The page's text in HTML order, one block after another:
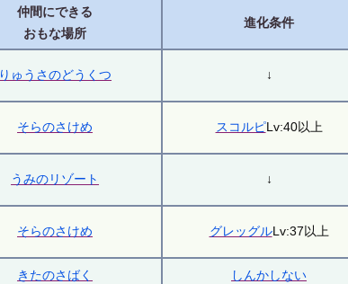
仲間にできる
おもな場所
進化条件
りゅうさのどうくつ ↓
そらのさけめ スコルピLv:40以上
うみのリゾート ↓
そらのさけめ グレッグルLv:37以上
きたのさばく しんかしない